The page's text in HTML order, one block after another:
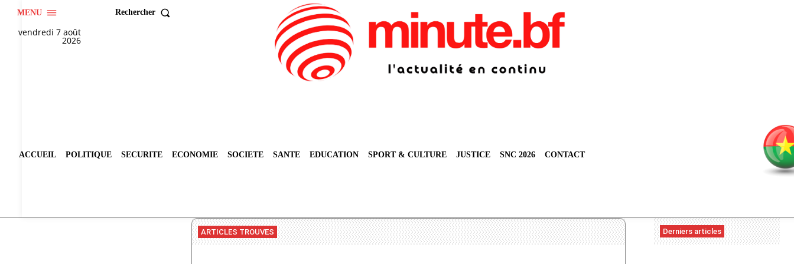
MENU Rechercher
vendredi 7 août
2026
ACCUEIL POLITIQUE SECURITE ECONOMIE SOCIETE SANTE EDUCATION SPORT & CULTURE JUSTICE SNC 2026 CONTACT
ARTICLES TROUVES Derniers articles